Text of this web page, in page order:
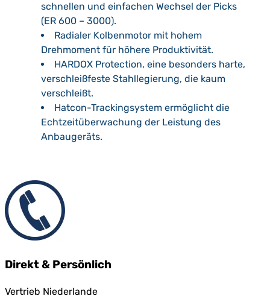
schnellen und einfachen Wechsel der Picks
(ER 600 – 3000).
Radialer Kolbenmotor mit hohem
Drehmoment für höhere Produktivität.
HARDOX Protection, eine besonders harte,
verschleißfeste Stahllegierung, die kaum
verschleißt.
Hatcon-Trackingsystem ermöglicht die
Echtzeitüberwachung der Leistung des
Anbaugeräts.
Direkt & Persönlich
Vertrieb Niederlande